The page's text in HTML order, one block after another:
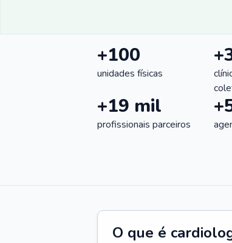
+100
unidades físicas
+19 mil
profissionais parceiros
O que é